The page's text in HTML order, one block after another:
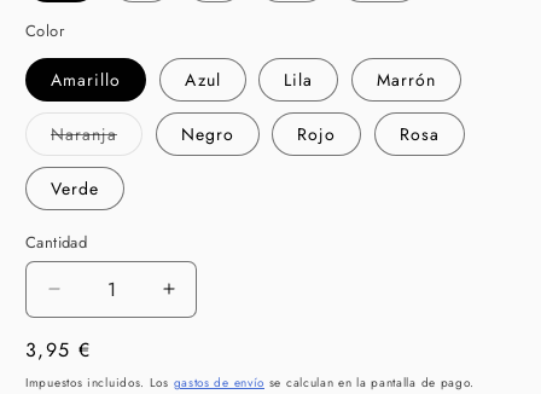
Color
Amarillo Azul Lila Marrón
NaranjaVariante
agotada
o
no
disponible
Negro Rojo Rosa
Verde
Cantidad
Cantidad
Reducir
cantidad
para
LANCO
Aumentar
cantidad
LANCO
Precio
habitual
3,95 €
Impuestos incluidos. Los gastos de envío se calculan en la pantalla de pago.